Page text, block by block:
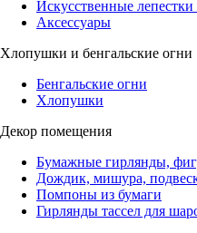
Искусственные лепестки
Аксессуары
Хлопушки и бенгальские огни
Бенгальские огни
Хлопушки
Декор помещения
Бумажные гирлянды,
Дождик, мишура,
Помпоны из бумаги
Гирлянды тассел для